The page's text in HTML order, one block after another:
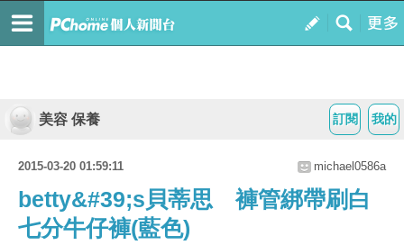
我的
訂閱
美容 保養
2015-03-20 01:59:11 michael0586a
betty&#39;s貝蒂思 褲管綁帶刷白
七分牛仔褲(藍色)